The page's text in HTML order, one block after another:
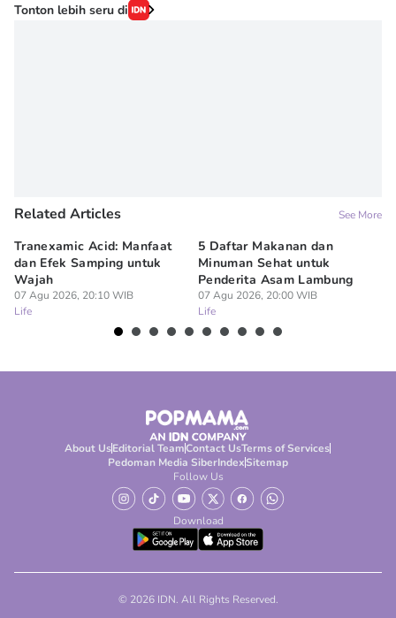
Tonton lebih seru di
Related Articles See More
Tranexamic Acid: Manfaat
dan Efek Samping untuk
Wajah
07 Agu 2026, 20:10 WIB
Life
5 Daftar Makanan dan
Minuman Sehat untuk
Penderita Asam Lambung
07 Agu 2026, 20:00 WIB
Life
About UsEditorial TeamContact UsTerms of Services
Pedoman Media SiberIndexSitemap
Follow Us
Download
© 2026 IDN. All Rights Reserved.